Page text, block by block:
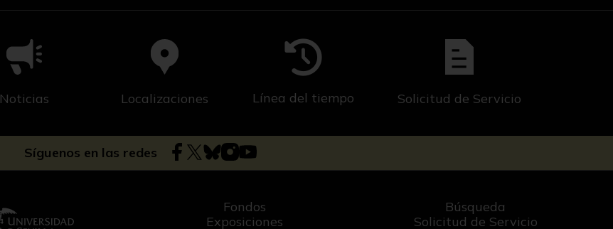
Noticias Localizaciones Línea del tiempo Solicitud de Servicio
Síguenos en las redes
Fondos
Exposiciones
Búsqueda
Solicitud de Servicio